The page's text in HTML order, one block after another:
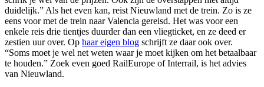
duidelijk.” Als het even kan, reist Nieuwland met de trein. Zo is ze
eens voor met de trein naar Valencia gereisd. Het was voor een
enkele reis drie tientjes duurder dan een vliegticket, en ze deed er
zestien uur over. Op haar eigen blog schrijft ze daar ook over.
“Soms moet je wel net weten waar je moet kijken om het betaalbaar
te houden.” Zoek even goed RailEurope of Interrail, is het advies
van Nieuwland.